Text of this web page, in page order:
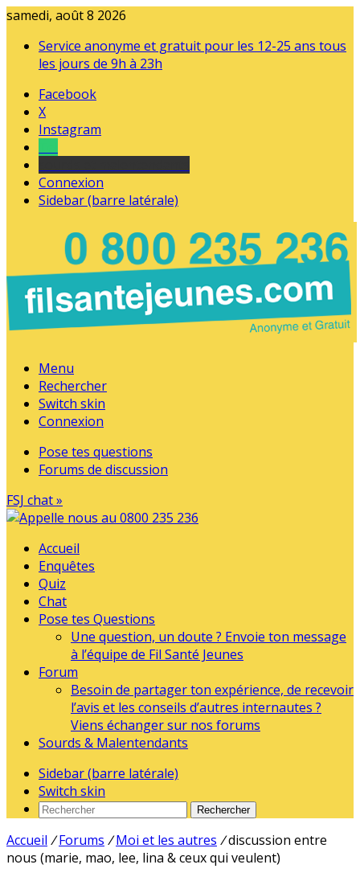
samedi, août 8 2026
Service anonyme et gratuit pour les 12-25 ans tous
les jours de 9h à 23h
Facebook
X
Instagram
Connexion
Sidebar (barre latérale)
Menu
Rechercher
Switch skin
Connexion
Pose tes questions
Forums de discussion
FSJ chat »
Accueil
Enquêtes
Quiz
Chat
Pose tes Questions
Une question, un doute ? Envoie ton message
à l’équipe de Fil Santé Jeunes
Forum
Besoin de partager ton expérience, de recevoir
l’avis et les conseils d’autres internautes ?
Viens échanger sur nos forums
Sourds & Malentendants
Sidebar (barre latérale)
Switch skin
Rechercher
Accueil / Forums / Moi et les autres /discussion entre
nous (marie, mao, lee, lina & ceux qui veulent)